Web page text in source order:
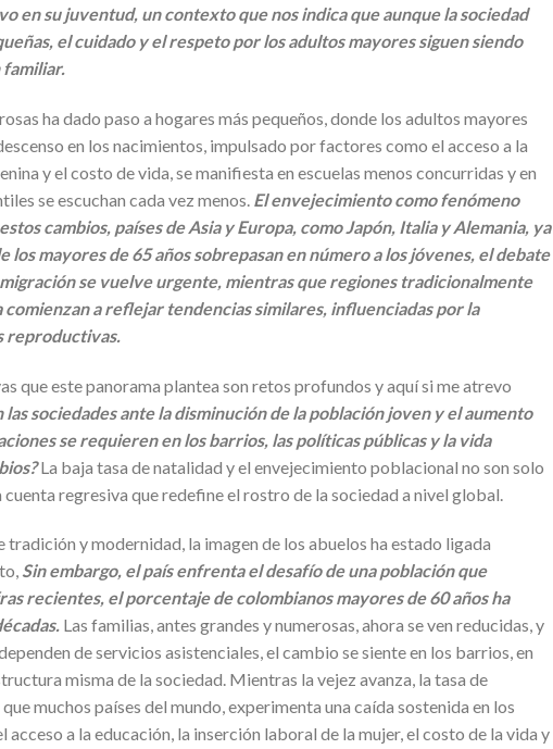
en su juventud, un contexto que nos indica que aunque la sociedad
el cuidado y el respeto por los adultos mayores siguen siendo
familiar.
ha dado paso a hogares más pequeños, donde los adultos mayores
en los nacimientos, impulsado por factores como el acceso a la
y el costo de vida, se manifiesta en escuelas menos concurridas y en
se escuchan cada vez menos. El envejecimiento como fenómeno
cambios, países de Asia y Europa, como Japón, Italia y Alemania, ya
los mayores de 65 años sobrepasan en número a los jóvenes, el debate
se vuelve urgente, mientras que regiones tradicionalmente
a reflejar tendencias similares, influenciadas por la
reproductivas.
que este panorama plantea son retos profundos y aquí si me atrevo
las sociedades ante la disminución de la población joven y el aumento
se requieren en los barrios, las políticas públicas y la vida
La baja tasa de natalidad y el envejecimiento poblacional no son solo
regresiva que redefine el rostro de la sociedad a nivel global.
tradición y modernidad, la imagen de los abuelos ha estado ligada
Sin embargo, el país enfrenta el desafío de una población que
recientes, el porcentaje de colombianos mayores de 60 años ha
Las familias, antes grandes y numerosas, ahora se ven reducidas, y
de servicios asistenciales, el cambio se siente en los barrios, en
misma de la sociedad. Mientras la vejez avanza, la tasa de
muchos países del mundo, experimenta una caída sostenida en los
acceso a la educación, la inserción laboral de la mujer, el costo de la vida y